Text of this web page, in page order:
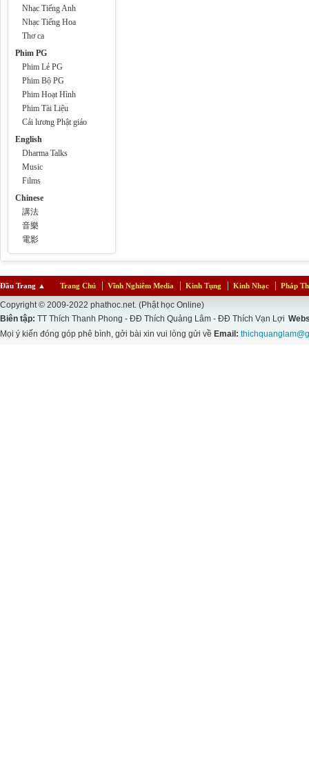
Nhạc Tiếng Anh
Nhạc Tiếng Hoa
Thơ ca
Phim PG
Phim Lẻ PG
Phim Bộ PG
Phim Hoạt Hình
Phim Tài Liệu
Cải lương Phật giáo
English
Dharma Talks
Music
Films
Chinese
講法
音樂
電影
Đầu Trang ▲ Trang Chủ Vĩnh Nghiêm Media Kinh Tụng Kinh Nhạc Pháp
Copyright © 2009-2022 phathoc.net. (Phật học Online)
Biên tập: TT Thích Thanh Phong - ĐĐ Thích Quảng Lâm - ĐĐ Thích Vạn Lợi
Mọi ý kiến đóng góp phê bình, gởi bài xin vui lòng gửi về Email: